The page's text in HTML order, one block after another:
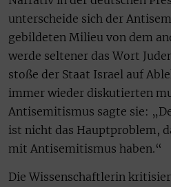
unterscheide sich der
gebildeten Milieu von dem
werde seltener das Wort
stoße der Staat Israel auf
immer wieder diskutierten
Antisemitismus sagte sie:
ist nicht das Hauptproblem,
mit Antisemitismus haben.“
Die Wissenschaftlerin